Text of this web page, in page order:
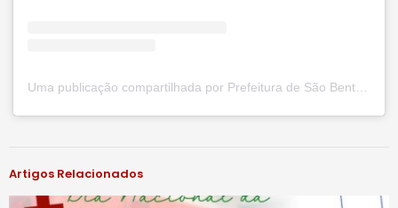
#notíciassbu
Artigos Relacionados